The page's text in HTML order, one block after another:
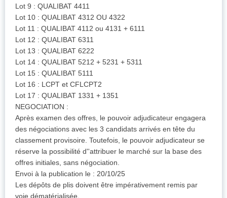
Lot 9 : QUALIBAT 4411
Lot 10 : QUALIBAT 4312 OU 4322
Lot 11 : QUALIBAT 4112 ou 4131 + 6111
Lot 12 : QUALIBAT 6311
Lot 13 : QUALIBAT 6222
Lot 14 : QUALIBAT 5212 + 5231 + 5311
Lot 15 : QUALIBAT 5111
Lot 16 : LCPT et CFLCPT2
Lot 17 : QUALIBAT 1331 + 1351
NEGOCIATION :
Après examen des offres, le pouvoir adjudicateur engagera
des négociations avec les 3 candidats arrivés en tête du
classement provisoire. Toutefois, le pouvoir adjudicateur se
réserve la possibilité d''attribuer le marché sur la base des
offres initiales, sans négociation.
Envoi à la publication le : 20/10/25
Les dépôts de plis doivent être impérativement remis par
voie dématérialisée.